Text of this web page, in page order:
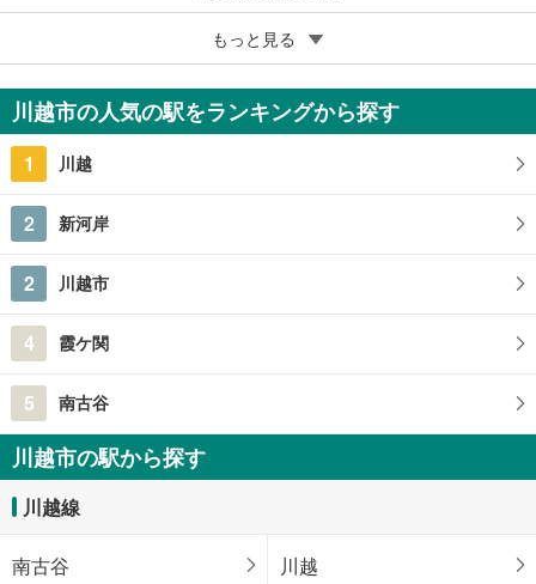
成約でもらえる
川越市大字萱沼
2,980万円
2LDK
もっと見る
川越市の人気の駅をランキングから探す
1 川越
2 新河岸
2 川越市
4 霞ケ関
5 南古谷
川越市の駅から探す
川越線
南古谷 川越